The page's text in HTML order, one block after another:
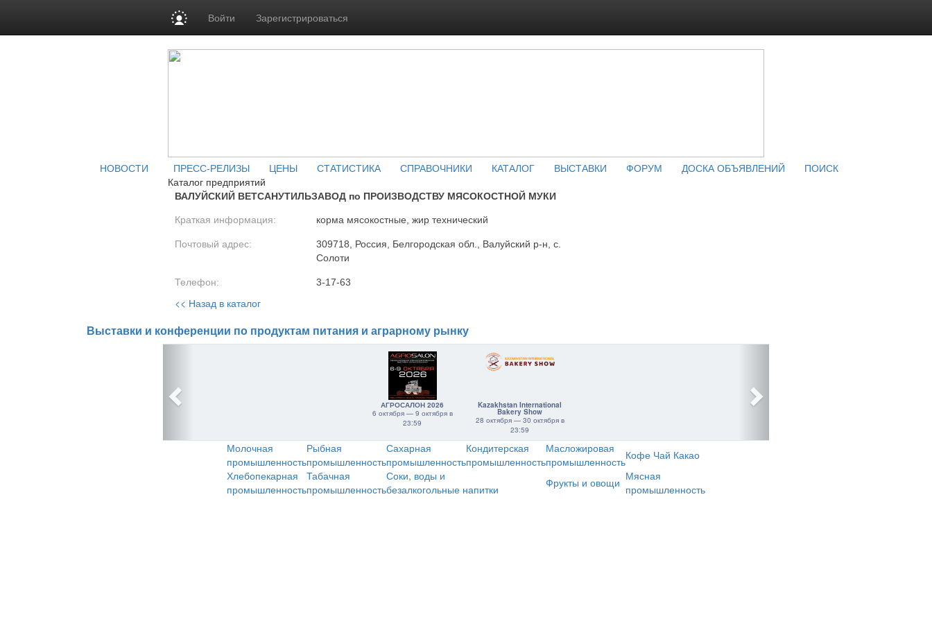
Войти Зарегистрироваться
НОВОСТИ ПРЕСС-РЕЛИЗЫ ЦЕНЫ СТАТИСТИКА СПРАВОЧНИКИ КАТАЛОГ ВЫСТАВКИ ФОРУМ ДОСКА ОБЪЯВЛЕНИЙ
ПОИСК
Каталог предприятий
ВАЛУЙСКИЙ ВЕТСАНУТИЛЬЗАВОД по ПРОИЗВОДСТВУ МЯСОКОСТНОЙ МУКИ
Краткая информация: корма мясокостные, жир технический
Почтовый адрес:
309718, Россия, Белгородская обл., Валуйский р-н, с.
Солоти
Телефон: 3-17-63
<< Назад в каталог
Выставки и конференции по продуктам питания и аграрному рынку
АГРОСАЛОН 2026
6 октября — 9 октября в
23:59
Kazakhstan International
Bakery Show
28 октября — 30 октября в
23:59
Молочная
промышленность
Рыбная
промышленность
Сахарная
промышленность
Кондитерская
промышленность
Масложировая
промышленностьКофе Чай Какао
Хлебопекарная
промышленность
Табачная
промышленность
Соки, воды и
безалкогольные напитки
Фрукты и овощи Мясная
промышленность